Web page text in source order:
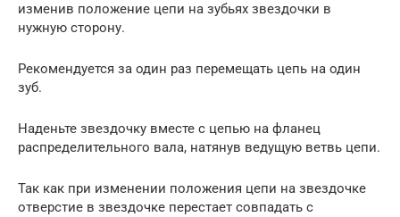
изменив положение цепи на зубьях звездочки в
нужную сторону.
Рекомендуется за один раз перемещать цепь на один
зуб.
Наденьте звездочку вместе с цепью на фланец
распределительного вала, натянув ведущую ветвь цепи.
Так как при изменении положения цепи на звездочке
отверстие в звездочке перестает совпадать с